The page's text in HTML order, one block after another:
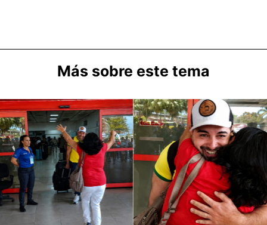
Más sobre este tema